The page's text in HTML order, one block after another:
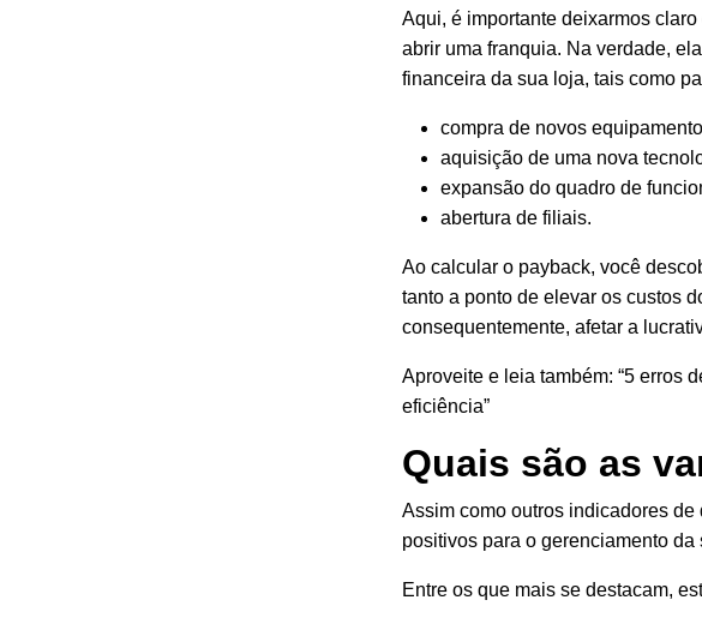
Aqui, é importante deixarmos
abrir uma franquia. Na verdade,
financeira da sua loja, tais como
compra de novos
aquisição de uma nova
expansão do quadro de
abertura de filiais.
Ao calcular o payback, você
tanto a ponto de elevar os custos
consequentemente, afetar a
Aproveite e leia também: “5 erros
eficiência”
Quais são as
Assim como outros indicadores
positivos para o gerenciamento da
Entre os que mais se destacam,